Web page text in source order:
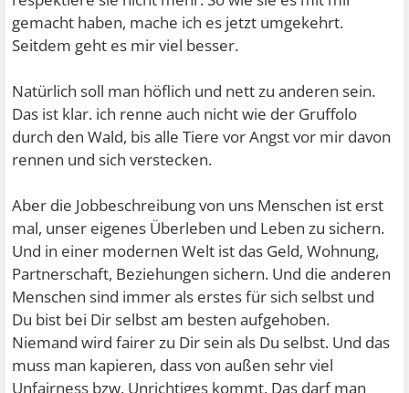
gemacht haben, mache ich es jetzt umgekehrt.
Seitdem geht es mir viel besser.
Natürlich soll man höflich und nett zu anderen sein.
Das ist klar. ich renne auch nicht wie der Gruffolo
durch den Wald, bis alle Tiere vor Angst vor mir davon
rennen und sich verstecken.
Aber die Jobbeschreibung von uns Menschen ist erst
mal, unser eigenes Überleben und Leben zu sichern.
Und in einer modernen Welt ist das Geld, Wohnung,
Partnerschaft, Beziehungen sichern. Und die anderen
Menschen sind immer als erstes für sich selbst und
Du bist bei Dir selbst am besten aufgehoben.
Niemand wird fairer zu Dir sein als Du selbst. Und das
muss man kapieren, dass von außen sehr viel
Unfairness bzw. Unrichtiges kommt. Das darf man